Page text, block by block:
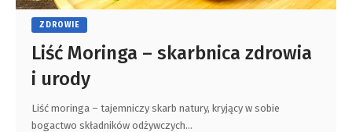
ZDROWIE
Liść Moringa – skarbnica zdrowia
i urody
Liść moringa – tajemniczy skarb natury, kryjący w sobie
bogactwo składników odżywczych…